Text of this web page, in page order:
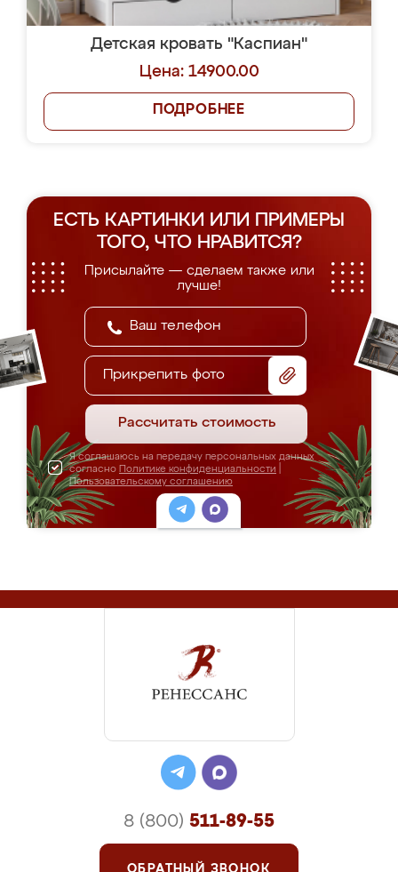
Детская кровать "Каспиан"
Цена: 14900.00
ПОДРОБНЕЕ
ЕСТЬ КАРТИНКИ ИЛИ ПРИМЕРЫ
ТОГО, ЧТО НРАВИТСЯ?
Присылайте — сделаем также или
лучше!
Прикрепить фото
Рассчитать стоимость
Я соглашаюсь на передачу персональных данных
согласно Политике конфиденциальности
Пользовательскому соглашению
8 (800) 511-89-55
ОБРАТНЫЙ ЗВОНОК